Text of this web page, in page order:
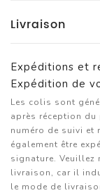
Portables
De
Bureau
(PC)
Ordinateur
Tout-
En-
Un
Livraison
Expéditions et
Expédition de
Les colis sont
après réception du
numéro de suivi et
également être
signature. Veuillez
livraison, car il
le mode de